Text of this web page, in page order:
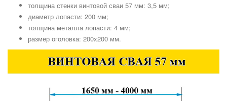
толщина стенки винтовой сваи 57 мм: 3,5 мм;
диаметр лопасти: 200 мм;
толщина металла лопасти: 4 мм;
размер оголовка: 200x200 мм.